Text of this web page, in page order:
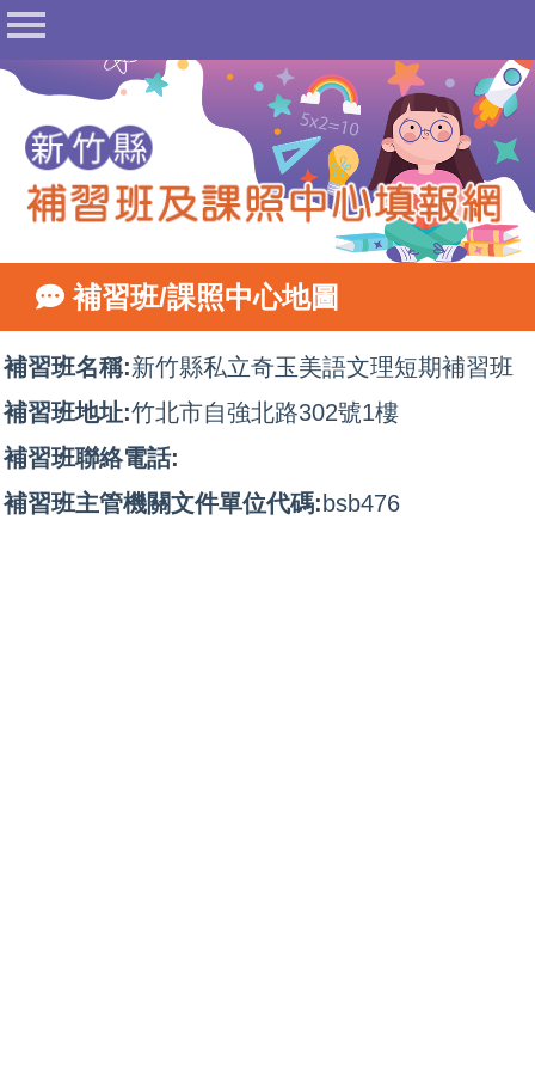
首頁
常見問答
相關法規
表單下載
地圖查詢
相關網站
網站管理
填報登入
補習班/課照中心地圖
補習班名稱:新竹縣私立奇玉美語文理短期補習班
補習班地址:竹北市自強北路302號1樓
補習班聯絡電話:
補習班主管機關文件單位代碼: bsb476